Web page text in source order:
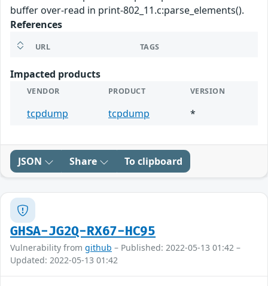
buffer over-read in print-802_11.c:parse_elements().
References
URL TAGS
Impacted products
VENDOR PRODUCT VERSION
tcpdump tcpdump *
JSON Share To clipboard
GHSA-JG2Q-RX67-HC95
Vulnerability from github – Published: 2022-05-13 01:42 –
Updated: 2022-05-13 01:42